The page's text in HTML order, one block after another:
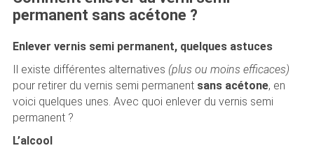
permanent sans acétone ?
Enlever vernis semi permanent, quelques astuces
Il existe différentes alternatives (plus ou moins efficaces)
pour retirer du vernis semi permanent sans acétone, en
voici quelques unes. Avec quoi enlever du vernis semi
permanent ?
L’alcool